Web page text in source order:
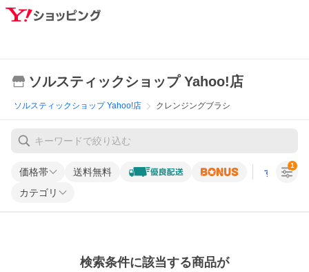
ソルスティックショップ Yahoo!店
ソルスティックショップ Yahoo!店 クレンジングブラシ
価格帯 送料無料 すべての条
カテゴリ
1
検索条件に該当する商品が